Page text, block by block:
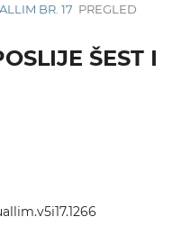
BR. 17 PREGLED
ŠEST I